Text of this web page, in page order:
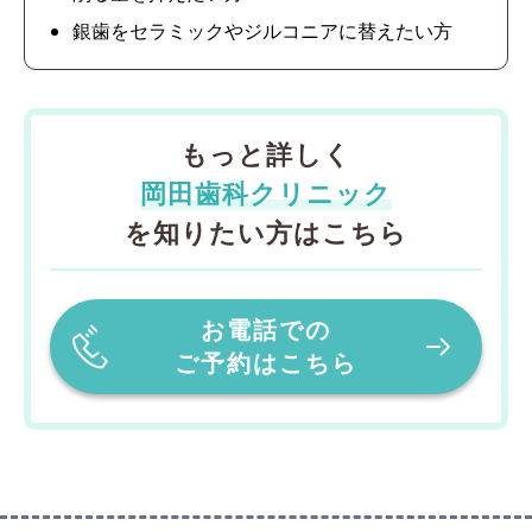
銀歯をセラミックやジルコニアに替えたい方
もっと詳しく
岡田歯科クリニック
を知りたい方はこちら
お電話での
ご予約はこちら